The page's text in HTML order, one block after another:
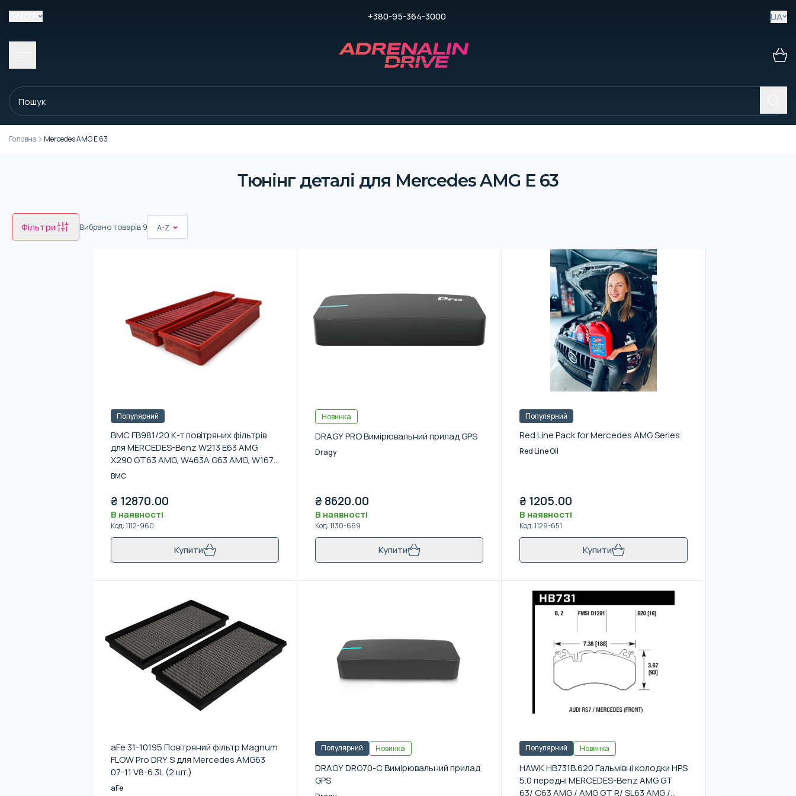
+380-95-364-3000 UA
Головна Mercedes AMG E 63
Тюнінг деталі для Mercedes AMG E 63
Фільтри Вибрано товарів 9 A-Z
Популярний
BMC FB981/20 К-т повітряних фільтрів
для MERCEDES-Benz W213 E63 AMG,
X290 GT63 AMG, W463A G63 AMG, W167
GLE63 AMG, W222 S63 AMG
BMC
₴ 12870.00
В наявності
Код:1112-960
Купити
Новинка
DRAGY PRO Вимірювальний прилад GPS
Dragy
₴ 8620.00
В наявності
Код:1130-669
Купити
Популярний
Red Line Pack for Mercedes AMG Series
Red Line Oil
₴ 1205.00
В наявності
Код:1129-651
Купити
aFe 31-10195 Повітряний фільтр Magnum
FLOW Pro DRY S для Mercedes AMG63
07-11 V8-6.3L (2 шт.)
aFe
Популярний Новинка
DRAGY DRG70-C Вимірювальний прилад
GPS
Популярний Новинка
HAWK HB731B.620 Гальмівні колодки HPS
5.0 передні MERCEDES-Benz AMG GT
63/ C63 AMG / AMG GT R/ SL63 AMG /